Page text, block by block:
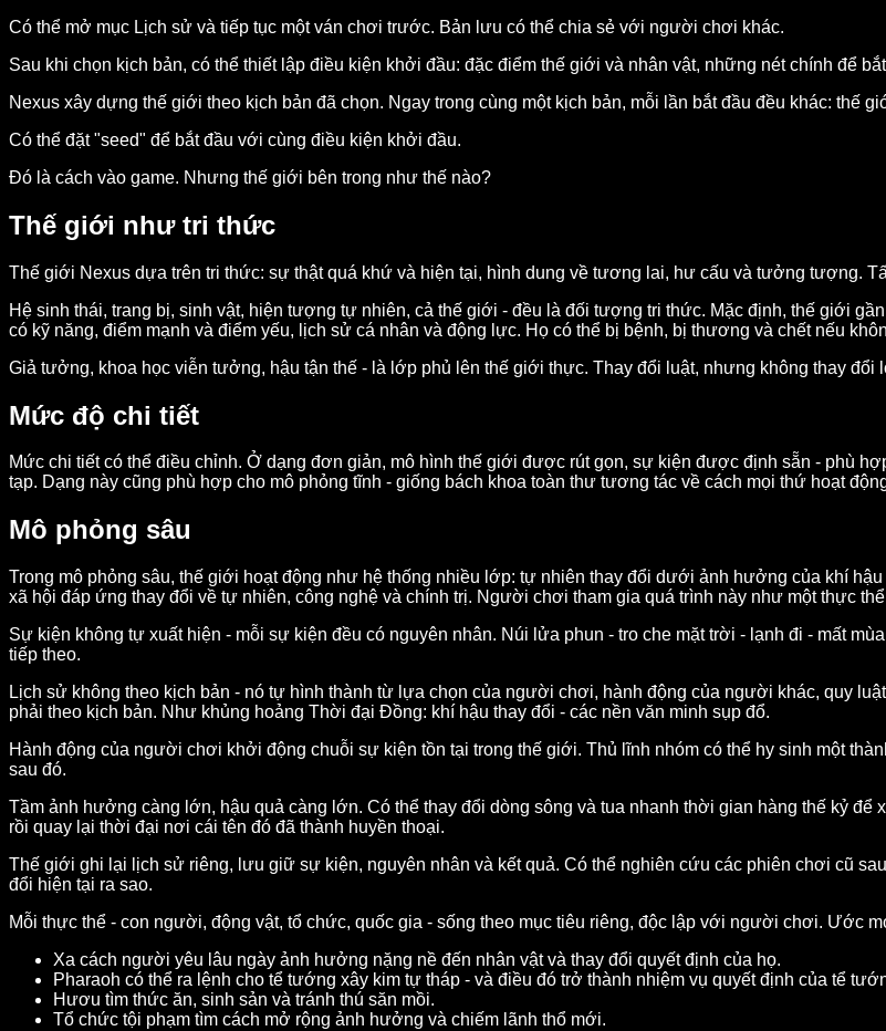
Có thể mở mục Lịch sử và tiếp tục một ván chơi trước. Bản lưu có thể chia sẻ với người chơi khác.
Sau khi chọn kịch bản, có thể thiết lập điều kiện khởi đầu: đặc điểm thế giới và nhân vật, những nét chính để
Nexus xây dựng thế giới theo kịch bản đã chọn. Ngay trong cùng một kịch bản, mỗi lần bắt đầu đều khác: thế
Có thể đặt "seed" để bắt đầu với cùng điều kiện khởi đầu.
Đó là cách vào game. Nhưng thế giới bên trong như thế nào?
Thế giới như tri thức
Thế giới Nexus dựa trên tri thức: sự thật quá khứ và hiện tại, hình dung về tương lai, hư cấu và tưởng tượng.
Hệ sinh thái, trang bị, sinh vật, hiện tượng tự nhiên, cả thế giới - đều là đối tượng tri thức. Mặc định, thế giới
có kỹ năng, điểm mạnh và điểm yếu, lịch sử cá nhân và động lực. Họ có thể bị bệnh, bị thương và chết nếu
Giả tưởng, khoa học viễn tưởng, hậu tận thế - là lớp phủ lên thế giới thực. Thay đổi luật, nhưng không thay đổi
Mức độ chi tiết
Mức chi tiết có thể điều chỉnh. Ở dạng đơn giản, mô hình thế giới được rút gọn, sự kiện được định sẵn - phù
tạp. Dạng này cũng phù hợp cho mô phỏng tĩnh - giống bách khoa toàn thư tương tác về cách mọi thứ hoạt
Mô phỏng sâu
Trong mô phỏng sâu, thế giới hoạt động như hệ thống nhiều lớp: tự nhiên thay đổi dưới ảnh hưởng của khí
xã hội đáp ứng thay đổi về tự nhiên, công nghệ và chính trị. Người chơi tham gia quá trình này như một thực
Sự kiện không tự xuất hiện - mỗi sự kiện đều có nguyên nhân. Núi lửa phun - tro che mặt trời - lạnh đi - mất
tiếp theo.
Lịch sử không theo kịch bản - nó tự hình thành từ lựa chọn của người chơi, hành động của người khác, quy
phải theo kịch bản. Như khủng hoảng Thời đại Đồng: khí hậu thay đổi - các nền văn minh sụp đổ.
Hành động của người chơi khởi động chuỗi sự kiện tồn tại trong thế giới. Thủ lĩnh nhóm có thể hy sinh một
sau đó.
Tầm ảnh hưởng càng lớn, hậu quả càng lớn. Có thể thay đổi dòng sông và tua nhanh thời gian hàng thế kỷ để
rồi quay lại thời đại nơi cái tên đó đã thành huyền thoại.
Thế giới ghi lại lịch sử riêng, lưu giữ sự kiện, nguyên nhân và kết quả. Có thể nghiên cứu các phiên chơi cũ
đổi hiện tại ra sao.
Mỗi thực thể - con người, động vật, tổ chức, quốc gia - sống theo mục tiêu riêng, độc lập với người chơi. Ước
Xa cách người yêu lâu ngày ảnh hưởng nặng nề đến nhân vật và thay đổi quyết định của họ.
Pharaoh có thể ra lệnh cho tể tướng xây kim tự tháp - và điều đó trở thành nhiệm vụ quyết định của tể
Hươu tìm thức ăn, sinh sản và tránh thú săn mồi.
Tổ chức tội phạm tìm cách mở rộng ảnh hưởng và chiếm lãnh thổ mới.